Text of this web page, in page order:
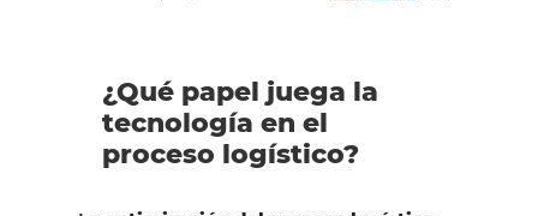
¿Qué papel juega la
tecnología en el
proceso logístico?